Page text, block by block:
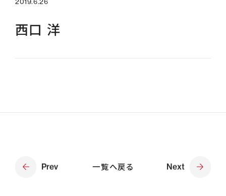
西口 洋
Prev Next
一覧へ戻る